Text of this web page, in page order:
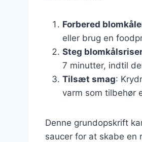
Forbered
eller brug en
Steg
7 minutter, indtil
Tilsæt smag:
varm som tilbehør
Denne grundopskrift
saucer for at skabe en